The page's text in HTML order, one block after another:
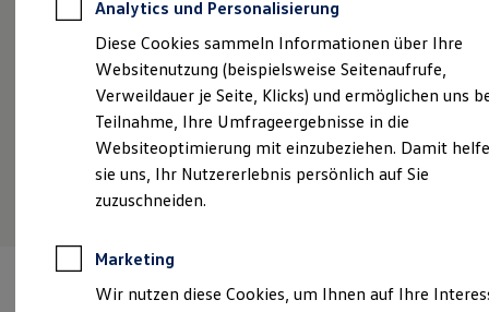
Kfz-Versicherung
Restschuldversicherungen
Garantien
Wartungsverträge
Geschäftskunden
Professional Class bei Volkswagen
Großkunden
Behörden
Direktkunden
Sonderfahrzeuge
Anpfiff zum Gewinn
Elektroautos
ID. Tutorials
Elektrofahrzeugkonzepte
Details ansehen
Analytics und Personalisierung
Diese Cookies sammeln Informationen über Ihre
Websitenutzung (beispielsweise Seitenaufrufe,
Verweildauer je Seite, Klicks) und ermöglichen uns
Teilnahme, Ihre Umfrageergebnisse in die
Websiteoptimierung mit einzubeziehen. Damit
sie uns, Ihr Nutzererlebnis persönlich auf Sie
zuzuschneiden.
Marketing
Wir nutzen diese Cookies, um Ihnen auf Ihre